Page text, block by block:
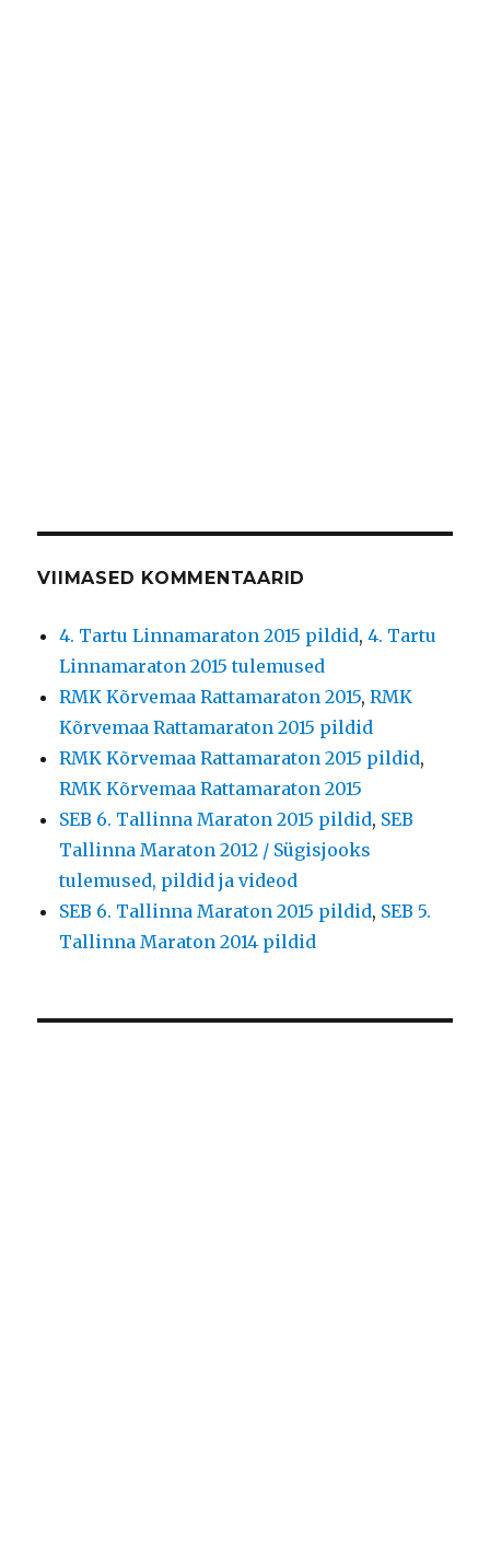
VIIMASED KOMMENTAARID
4. Tartu Linnamaraton 2015 pildid,4. Tartu
Linnamaraton 2015 tulemused
RMK Kõrvemaa Rattamaraton 2015,RMK
Kõrvemaa Rattamaraton 2015 pildid
RMK Kõrvemaa Rattamaraton 2015 pildid,
RMK Kõrvemaa Rattamaraton 2015
SEB 6. Tallinna Maraton 2015 pildid, SEB
Tallinna Maraton 2012 / Sügisjooks
tulemused, pildid ja videod
SEB 6. Tallinna Maraton 2015 pildid, SEB 5.
Tallinna Maraton 2014 pildid